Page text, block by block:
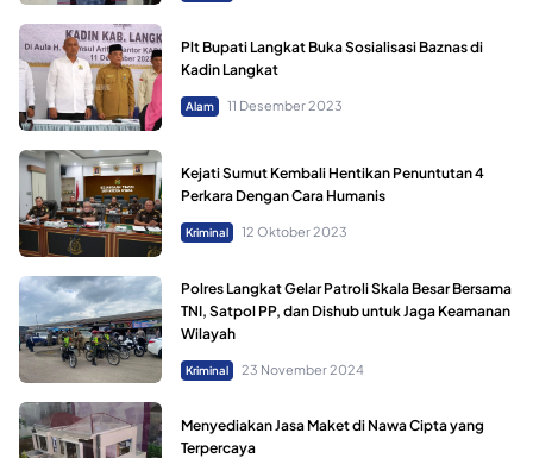
Plt Bupati Langkat Buka Sosialisasi Baznas di
Kadin Langkat
Alam 11 Desember 2023
Kejati Sumut Kembali Hentikan Penuntutan 4
Perkara Dengan Cara Humanis
Kriminal 12 Oktober 2023
Polres Langkat Gelar Patroli Skala Besar Bersama
TNI, Satpol PP, dan Dishub untuk Jaga Keamanan
Wilayah
Kriminal 23 November 2024
Menyediakan Jasa Maket di Nawa Cipta yang
Terpercaya